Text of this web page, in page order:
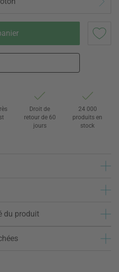
Droit de
retour de 60
jours
24 000
produits en
stock
du produit